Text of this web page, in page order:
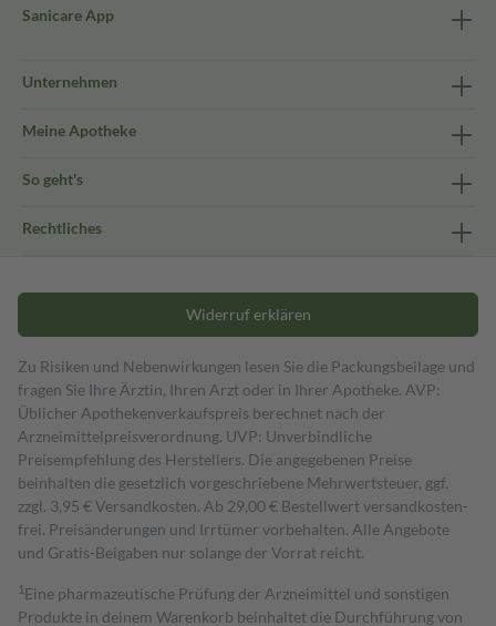
Sanicare App
Unternehmen
Meine Apotheke
So geht's
Rechtliches
Widerruf erklären
Zu Risiken und Nebenwirkungen lesen Sie die Packungsbeilage und
fragen Sie Ihre Ärztin, Ihren Arzt oder in Ihrer Apotheke. AVP:
Üblicher Apothekenverkaufspreis berechnet nach der
Arzneimittelpreisverordnung. UVP: Unverbindliche
Preisempfehlung des Herstellers. Die angegebenen Preise
beinhalten die gesetzlich vorgeschriebene Mehrwertsteuer, ggf.
zzgl. 3,95 € Versandkosten. Ab 29,00 € Bestell­wert versand­kosten­
frei. Preisänderungen und Irrtümer vorbehalten. Alle Angebote
und Gratis-Beigaben nur solange der Vorrat reicht.
1 Eine pharmazeutische Prüfung der Arzneimittel und sonstigen
Produkte in deinem Warenkorb beinhaltet die Durchführung von